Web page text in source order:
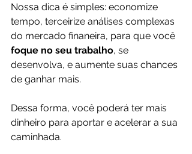
Nossa dica é simples: economize
tempo, terceirize análises complexas
do mercado finaneira, para que você
foque no seu trabalho, se
desenvolva, e aumente suas chances
de ganhar mais.
Dessa forma, você poderá ter mais
dinheiro para aportar e acelerar a sua
caminhada.